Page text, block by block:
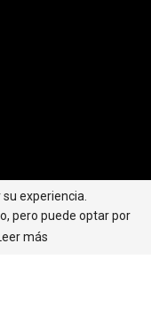
experiencia.
pero puede optar por
más